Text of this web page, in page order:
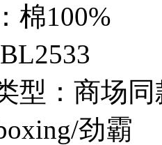
棉100%
型：商场
劲霸